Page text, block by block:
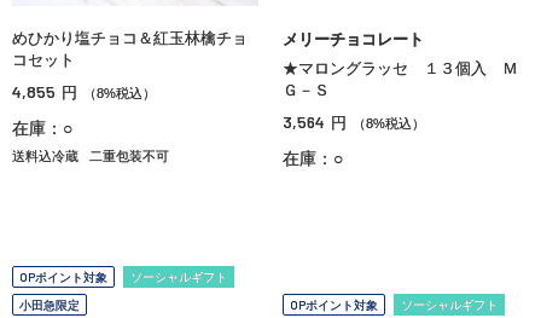
めひかり塩チョコ＆紅玉林檎チョ
コセット
4,855 円 （8%税込）
在庫：○
送料込冷蔵 二重包装不可
メリーチョコレート
★マロングラッセ １３個入 Ｍ
Ｇ－Ｓ
3,564 円 （8%税込）
在庫：○
OPポイント対象
ソーシャルギフト
小田急限定
OPポイント対象 ソーシャルギフト